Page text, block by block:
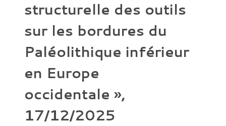
structurelle des outils
sur les bordures du
Paléolithique inférieur
en Europe
occidentale »,
17/12/2025